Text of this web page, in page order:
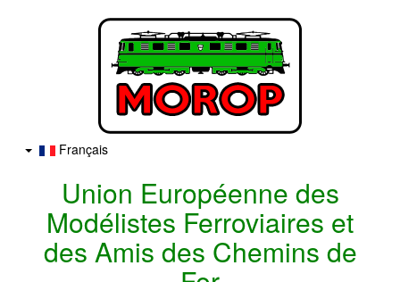
Français
Union Européenne des
Modélistes Ferroviaires et
des Amis des Chemins de